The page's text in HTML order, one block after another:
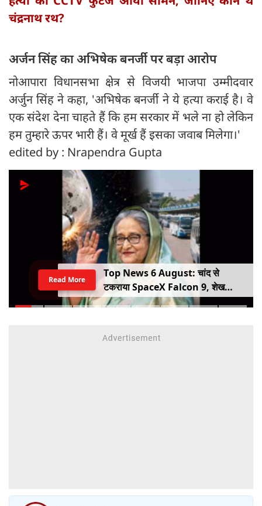
चंद्रनाथ रथ?
अर्जन सिंह का अभिषेक बनर्जी पर बड़ा आरोप
नोआपारा विधानसभा क्षेत्र से विजयी भाजपा उम्मीदवार
अर्जुन सिंह ने कहा, 'अभिषेक बनर्जी ने ये हत्या कराई है। वे
एक संदेश देना चाहते हैं कि हम सरकार में भले ना हो लेकिन
हम तुम्हारे ऊपर भारी हैं। वे मूर्ख हैं इसका जवाब मिलेगा।'
edited by : Nrapendra Gupta
Top News 6 August: चांद से
टकराया SpaceX Falcon 9, शेख
हसीना की घर वापसी का ऐलान, MP में बस
Read More